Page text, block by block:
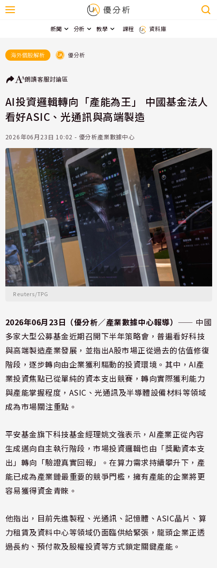
新聞 分析 教學 課程 資料庫
海外個股解析 優分析
朗讀客服討論區
AI投資邏輯轉向「產能為王」 中國基金法人
看好ASIC、光通訊與高端製造
2026年06月23日 10:02 - 優分析產業數據中心
Reuters/TPG
2026年06月23日（優分析／產業數據中心報導） ⸺ 中國
多家大型公募基金近期召開下半年策略會，普遍看好科技
與高端製造產業發展，並指出A股市場正從過去的估值修復
階段，逐步轉向由企業獲利驅動的投資環境。其中，AI產
業投資焦點已從單純的資本支出競賽，轉向實際獲利能力
與產能掌握程度，ASIC、光通訊及半導體設備材料等領域
成為市場關注重點。
平安基金旗下科技基金經理姚文強表示，AI產業正從內容
生成邁向自主執行階段，市場投資邏輯也由「獎勵資本支
出」轉向「驗證真實回報」。在算力需求持續攀升下，產
能已成為產業鏈最重要的競爭門檻，擁有產能的企業將更
容易獲得資金青睞。
他指出，目前先進製程、光通訊、記憶體、ASIC晶片、算
力租賃及資料中心等領域仍面臨供給緊張，龍頭企業正透
過長約、預付款及股權投資等方式鎖定關鍵產能。